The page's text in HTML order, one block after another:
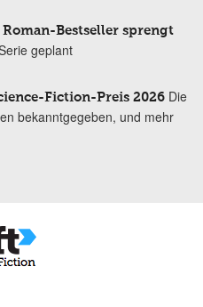
Bestseller sprengt
geplant
Fiction-Preis 2026 Die
bekanntgegeben, und mehr